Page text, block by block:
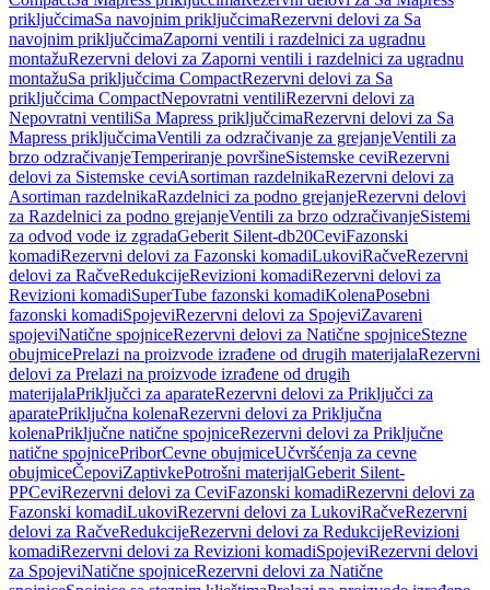
priključcimaSa navojnim priključcimaRezervni delovi za Sa
navojnim priključcimaZaporni ventili i razdelnici za ugradnu
montažuRezervni delovi za Zaporni ventili i razdelnici za ugradnu
montažuSa priključcima CompactRezervni delovi za Sa
priključcima CompactNepovratni ventiliRezervni delovi za
Nepovratni ventiliSa Mapress priključcimaRezervni delovi za Sa
Mapress priključcimaVentili za odzračivanje za grejanjeVentili za
brzo odzračivanjeTemperiranje površineSistemske ceviRezervni
delovi za Sistemske ceviAsortiman razdelnikaRezervni delovi za
Asortiman razdelnikaRazdelnici za podno grejanjeRezervni delovi
za Razdelnici za podno grejanjeVentili za brzo odzračivanjeSistemi
za odvod vode iz zgradaGeberit Silent-db20CeviFazonski
komadiRezervni delovi za Fazonski komadiLukoviRačveRezervni
delovi za RačveRedukcijeRevizioni komadiRezervni delovi za
Revizioni komadiSuperTube fazonski komadiKolenaPosebni
fazonski komadiSpojeviRezervni delovi za SpojeviZavareni
spojeviNatične spojniceRezervni delovi za Natične spojniceStezne
obujmicePrelazi na proizvode izrađene od drugih materijalaRezervni
delovi za Prelazi na proizvode izrađene od drugih
materijalaPriključci za aparateRezervni delovi za Priključci za
aparatePriključna kolenaRezervni delovi za Priključna
kolenaPriključne natične spojniceRezervni delovi za Priključne
natične spojnicePriborCevne obujmiceUčvršćenja za cevne
obujmiceČepoviZaptivkePotrošni materijalGeberit Silent-
PPCeviRezervni delovi za CeviFazonski komadiRezervni delovi za
Fazonski komadiLukoviRezervni delovi za LukoviRačveRezervni
delovi za RačveRedukcijeRezervni delovi za RedukcijeRevizioni
komadiRezervni delovi za Revizioni komadiSpojeviRezervni delovi
za SpojeviNatične spojniceRezervni delovi za Natične